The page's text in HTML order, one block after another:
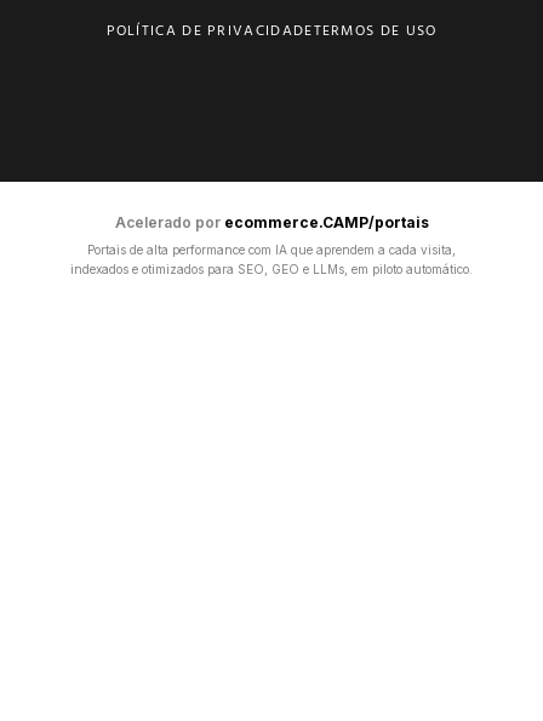
POLÍTICA DE PRIVACIDADETERMOS DE USO
Acelerado por ecommerce.CAMP/portais
Portais de alta performance com IA que aprendem a cada visita,
indexados e otimizados para SEO, GEO e LLMs, em piloto automático.